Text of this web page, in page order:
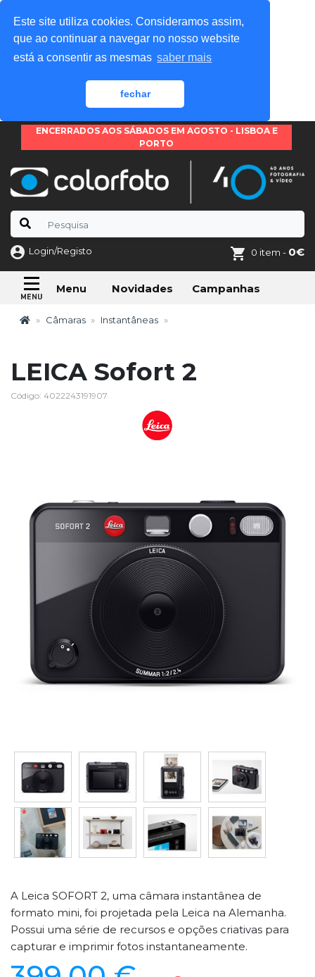
Este site utiliza cookies. Consideramos assim,
que ao continuar a navegar no nosso website
está a consentir as mesmas saber mais
fechar
ENCERRADOS AOS SÁBADOS EM AGOSTO - LISBOA E
PORTO
Login/Registo 0 item - 0€
Menu Novidades Campanhas
Câmaras Instantâneas
LEICA Sofort 2
Código: 4022243191907
A Leica SOFORT 2, uma câmara instantânea de
formato mini, foi projetada pela Leica na Alemanha.
Possui uma série de recursos e opções criativas para
capturar e imprimir fotos instantaneamente.